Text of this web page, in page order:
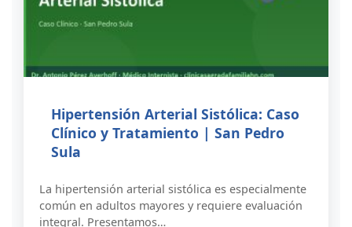
Hipertensión Arterial Sistólica: Caso
Clínico y Tratamiento | San Pedro
Sula
La hipertensión arterial sistólica es especialmente
común en adultos mayores y requiere evaluación
integral. Presentamos…